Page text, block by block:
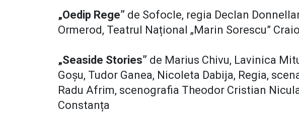
„Oedip Rege” de Sofocle, regia Declan
Ormerod, Teatrul Național „Marin Sorescu”
„Seaside Stories” de Marius Chivu, Lavinica
Goșu, Tudor Ganea, Nicoleta Dabija, Regia,
Radu Afrim, scenografia Theodor Cristian
Constanța